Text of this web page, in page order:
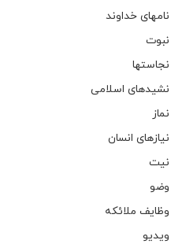
نامهای خداوند
نبوت
نجاستها
نشیدهای اسلامی
نماز
نیازهای انسان
نیت
وضو
وظایف ملائکه
ویدیو